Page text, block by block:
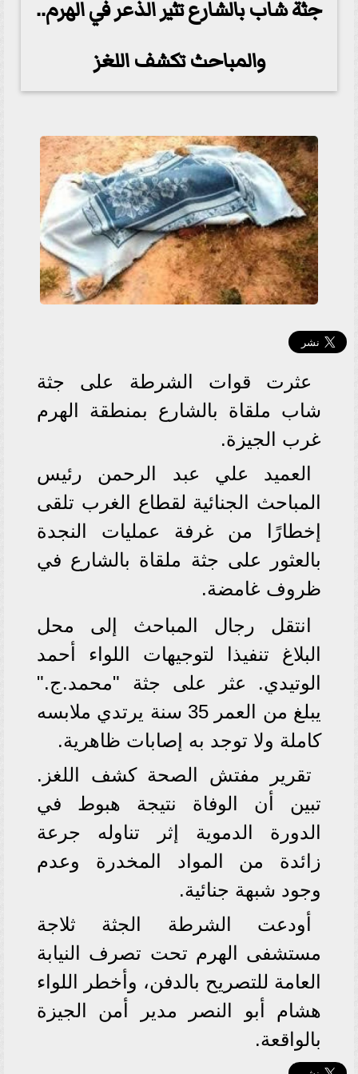
جثة شاب بالشارع تثير الذعر في الهرم..
والمباحث تكشف اللغز
عثرت قوات الشرطة على جثة
شاب ملقاة بالشارع بمنطقة الهرم
غرب الجيزة.
العميد علي عبد الرحمن رئيس
المباحث الجنائية لقطاع الغرب تلقى
إخطارًا من غرفة عمليات النجدة
بالعثور على جثة ملقاة بالشارع في
ظروف غامضة.
انتقل رجال المباحث إلى محل
البلاغ تنفيذا لتوجيهات اللواء أحمد
الوتيدي. عثر على جثة "محمد.ج."
يبلغ من العمر 35 سنة يرتدي ملابسه
كاملة ولا توجد به إصابات ظاهرية.
تقرير مفتش الصحة كشف اللغز.
تبين أن الوفاة نتيجة هبوط في
الدورة الدموية إثر تناوله جرعة
زائدة من المواد المخدرة وعدم
وجود شبهة جنائية.
أودعت الشرطة الجثة ثلاجة
مستشفى الهرم تحت تصرف النيابة
العامة للتصريح بالدفن، وأخطر اللواء
هشام أبو النصر مدير أمن الجيزة
بالواقعة.